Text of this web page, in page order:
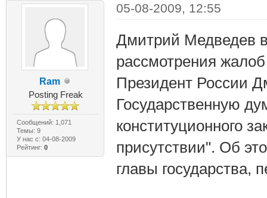
Ram
Posting Freak
Сообщений: 1,071
Темы: 9
У нас с: 04-08-2009
Рейтинг: 0
05-08-2009, 12:55
Дмитрий Медведев
рассмотрения
Президент России
Государственную
конституционного
присутствии". Об
главы государства,